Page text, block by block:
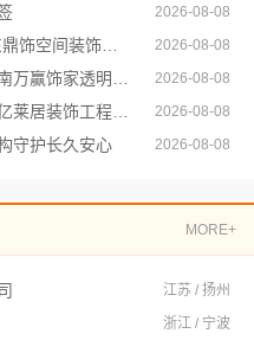
2026-08-08
2026-08-08
2026-08-08
2026-08-08
守护长久安心 2026-08-08
MORE+
江苏 / 扬州
浙江 / 宁波